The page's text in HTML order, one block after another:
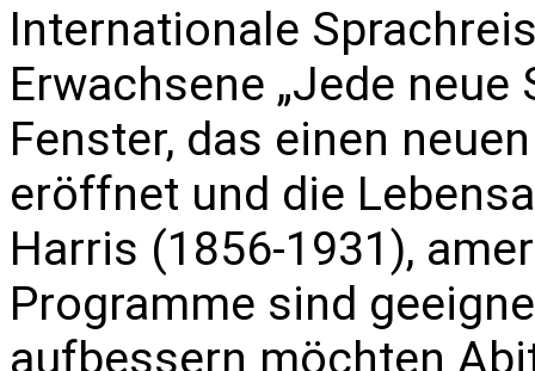
Internationale
Erwachsene „Jede
Fenster, das einen
eröffnet und die
Harris (1856-1931),
Programme sind
aufbessern möchten